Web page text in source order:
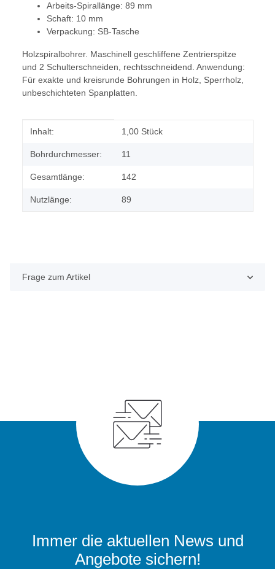
Arbeits-Spirallänge: 89 mm
Schaft: 10 mm
Verpackung: SB-Tasche
Holzspiralbohrer. Maschinell geschliffene Zentrierspitze
und 2 Schulterschneiden, rechtsschneidend. Anwendung:
Für exakte und kreisrunde Bohrungen in Holz, Sperrholz,
unbeschichteten Spanplatten.
Produkteigenschaft
Wert
Inhalt: 1,00 Stück
Bohrdurchmesser: 11
Gesamtlänge: 142
Nutzlänge: 89
Frage zum Artikel
Immer die aktuellen News und
Angebote sichern!